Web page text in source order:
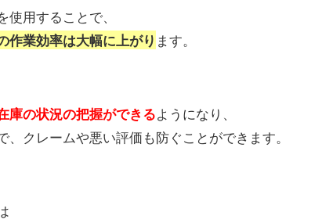
用することで、
作業効率は大幅に上がり ます。
庫の状況の把握ができるようになり、
、クレームや悪い評価も防ぐことができます。